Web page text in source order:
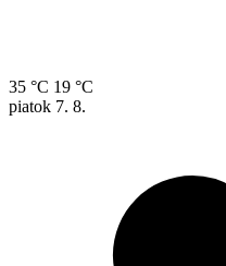
35 °C 19 °C
piatok 7. 8.